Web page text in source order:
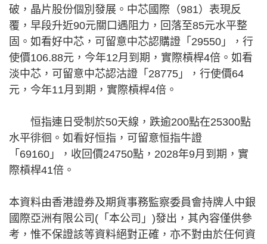
破，晶片股份個別發展。中芯國際（981）表現反
覆，早段升近90元關口遇阻力，回落至85元水平整
固。如看好中芯，可留意中芯認購證「29550」，行
使價106.88元，今年12月到期，實際槓桿4倍。如看
淡中芯，可留意中芯認沽證「28775」，行使價64
元，今年11月到期，實際槓桿4倍。
恒指連日受制於50天線，跌逾200點在25300點
水平徘徊。如看好恒指，可留意恒指牛證
「69160」，收回價24750點，2028年9月到期，實
際槓桿41倍。
本資料由香港證券及期貨事務監察委員會持牌人中銀
國際亞洲有限公司(「本公司」)發出，其內容僅供參
考，惟不保證該等資料絕對正確，亦不對由於任何資